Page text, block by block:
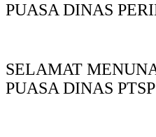
PUASA DINAS
SELAMAT
PUASA DINAS PTSP